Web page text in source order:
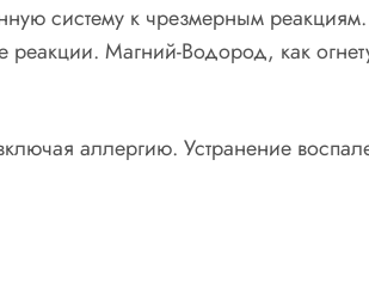
систему к чрезмерным
Магний-Водород, как
аллергию. Устранение